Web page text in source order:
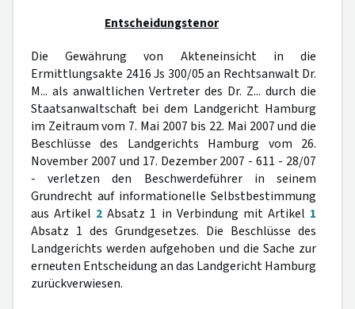
Entscheidungstenor
Die Gewährung von Akteneinsicht in die
Ermittlungsakte 2416 Js 300/05 an Rechtsanwalt Dr.
M... als anwaltlichen Vertreter des Dr. Z... durch die
Staatsanwaltschaft bei dem Landgericht Hamburg
im Zeitraum vom 7. Mai 2007 bis 22. Mai 2007 und die
Beschlüsse des Landgerichts Hamburg vom 26.
November 2007 und 17. Dezember 2007 - 611 - 28/07
- verletzen den Beschwerdeführer in seinem
Grundrecht auf informationelle Selbstbestimmung
aus Artikel 2 Absatz 1 in Verbindung mit Artikel 1
Absatz 1 des Grundgesetzes. Die Beschlüsse des
Landgerichts werden aufgehoben und die Sache zur
erneuten Entscheidung an das Landgericht Hamburg
zurückverwiesen.